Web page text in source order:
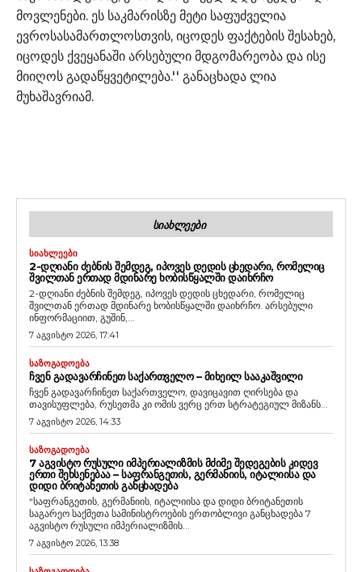
მოვლენები. ეს საკმარისზე მეტი საფუძველია
ევროსასამართლოსთვის, იცოდეს ფაქტების შესახებ,
იცოდეს ქვეყანაში არსებული მდგომარეობა და ისე
მიიღოს გადაწყვეტილება.'' განაცხადა ლია
მუხაშავრიამ.
ᲡᲘᲐᲮᲚᲔᲔᲑᲘ
ᲡᲘᲐᲮᲚᲔᲔᲑᲘ
2-ᲓᲦᲘᲐᲜᲘ ᲫᲔᲑᲜᲘᲡ ᲨᲔᲛᲓᲔᲒ, ᲘᲞᲝᲕᲔᲡ ᲓᲔᲓᲘᲡ ᲪᲮᲔᲓᲐᲠᲘ, ᲠᲝᲛᲔᲚᲘᲪ
ᲨᲕᲘᲚᲗᲐᲜ ᲔᲠᲗᲐᲓ ᲛᲓᲘᲜᲐᲠᲔ ᲮᲝᲑᲘᲡᲬᲧᲐᲚᲨᲘ ᲓᲐᲘᲮᲠᲩᲝ
2-დღიანი ძებნის შემდეგ, იპოვეს დედის ცხედარი, რომელიც
შვილთან ერთად მდინარე ხობისწყალში დაიხრჩო. არსებული
ინფორმაციით, გუშინ,...
7 აგვისტო 2026, 17:41
ᲡᲐᲖᲝᲒᲐᲓᲝᲔᲑᲐ
ᲩᲕᲔᲜ ᲒᲐᲓᲐᲕᲐᲠᲩᲘᲜᲔᲗ ᲡᲐᲥᲐᲠᲗᲕᲔᲚᲝ – ᲛᲘᲮᲔᲘᲚ ᲡᲐᲐᲙᲐᲨᲕᲘᲚᲘ
ჩვენ გადავარჩინეთ საქართველო, დავიცავით ღირსება და
თავისუფლება, რუსეთმა კი ომის ვერც ერთ სტრატეგიულ მიზანს...
7 აგვისტო 2026, 14:33
ᲡᲐᲖᲝᲒᲐᲓᲝᲔᲑᲐ
7 ᲐᲒᲕᲘᲡᲢᲝ ᲠᲣᲡᲣᲚᲘ ᲘᲛᲞᲔᲠᲘᲐᲚᲘᲖᲛᲘᲡ ᲛᲫᲘᲛᲔ ᲨᲔᲓᲔᲒᲔᲑᲘᲡ ᲙᲘᲓᲔᲕ
ᲔᲠᲗᲘ ᲨᲔᲮᲡᲔᲜᲔᲑᲐᲐ – ᲡᲐᲤᲠᲐᲜᲒᲔᲗᲘᲡ, ᲒᲔᲠᲛᲐᲜᲘᲘᲡ, ᲘᲢᲐᲚᲘᲘᲡᲐ ᲓᲐ
ᲓᲘᲓᲘ ᲑᲠᲘᲢᲐᲜᲔᲗᲘᲡ ᲒᲐᲜᲪᲮᲐᲓᲔᲑᲐ
“საფრანგეთის, გერმანიის, იტალიისა და დიდი ბრიტანეთის
საგარეო საქმეთა სამინისტროების ერთობლივი განცხადება 7
აგვისტო რუსული იმპერიალიზმის...
7 აგვისტო 2026, 13:38